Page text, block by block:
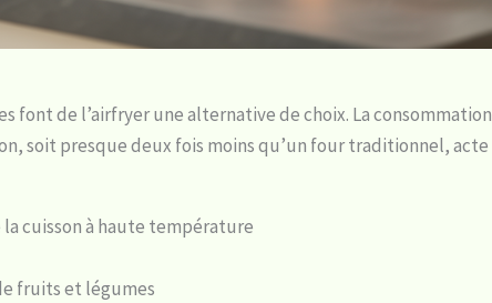
font de l’airfryer une alternative de choix. La consommation
soit presque deux fois moins qu’un four traditionnel, acte
cuisson à haute température
fruits et légumes